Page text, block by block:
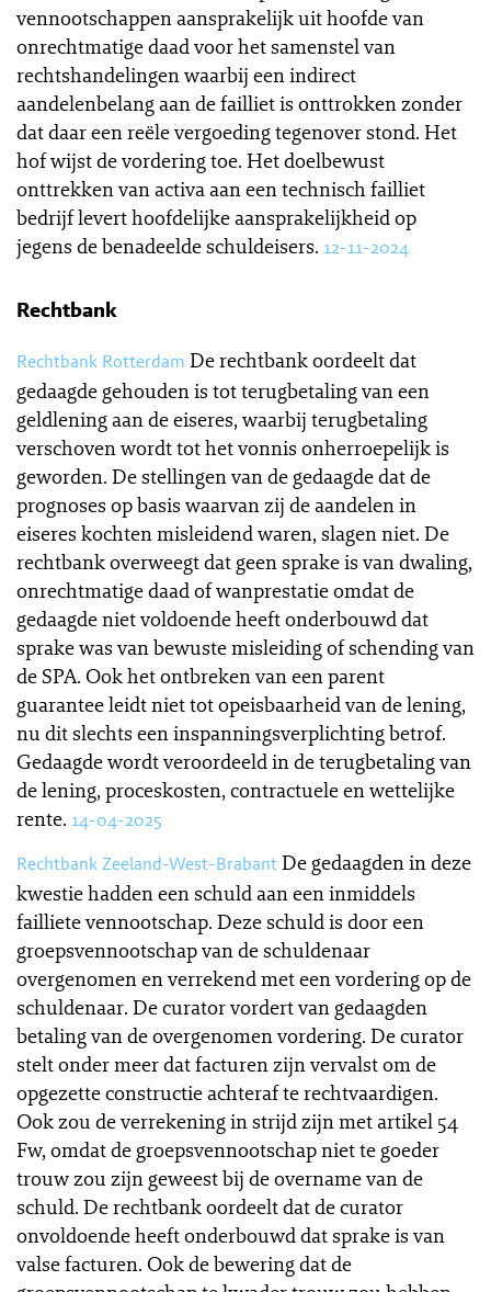
vennootschappen aansprakelijk uit hoofde van
onrechtmatige daad voor het samenstel van
rechtshandelingen waarbij een indirect
aandelenbelang aan de failliet is onttrokken zonder
dat daar een reële vergoeding tegenover stond. Het
hof wijst de vordering toe. Het doelbewust
onttrekken van activa aan een technisch failliet
bedrijf levert hoofdelijke aansprakelijkheid op
jegens de benadeelde schuldeisers. 12-11-2024
Rechtbank
Rechtbank Rotterdam De rechtbank oordeelt dat
gedaagde gehouden is tot terugbetaling van een
geldlening aan de eiseres, waarbij terugbetaling
verschoven wordt tot het vonnis onherroepelijk is
geworden. De stellingen van de gedaagde dat de
prognoses op basis waarvan zij de aandelen in
eiseres kochten misleidend waren, slagen niet. De
rechtbank overweegt dat geen sprake is van dwaling,
onrechtmatige daad of wanprestatie omdat de
gedaagde niet voldoende heeft onderbouwd dat
sprake was van bewuste misleiding of schending van
de SPA. Ook het ontbreken van een parent
guarantee leidt niet tot opeisbaarheid van de lening,
nu dit slechts een inspanningsverplichting betrof.
Gedaagde wordt veroordeeld in de terugbetaling van
de lening, proceskosten, contractuele en wettelijke
rente. 14-04-2025
Rechtbank Zeeland-West-BrabantDe gedaagden in deze
kwestie hadden een schuld aan een inmiddels
failliete vennootschap. Deze schuld is door een
groepsvennootschap van de schuldenaar
overgenomen en verrekend met een vordering op de
schuldenaar. De curator vordert van gedaagden
betaling van de overgenomen vordering. De curator
stelt onder meer dat facturen zijn vervalst om de
opgezette constructie achteraf te rechtvaardigen.
Ook zou de verrekening in strijd zijn met artikel 54
Fw, omdat de groepsvennootschap niet te goeder
trouw zou zijn geweest bij de overname van de
schuld. De rechtbank oordeelt dat de curator
onvoldoende heeft onderbouwd dat sprake is van
valse facturen. Ook de bewering dat de